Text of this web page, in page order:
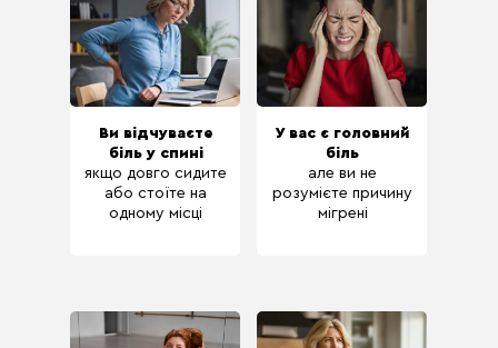
Ви відчуваєте
біль у спині
якщо довго сидите
або стоїте на
одному місці
У вас є головний
біль
але ви не
розумієте причину
мігрені